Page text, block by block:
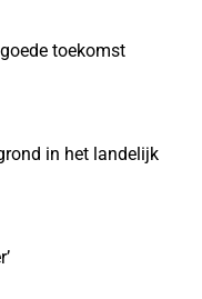
toekomst
in het landelijk